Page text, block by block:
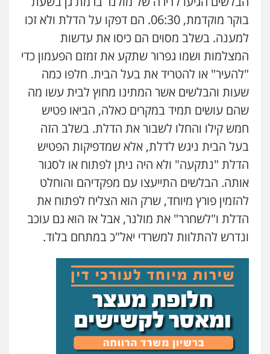
בוקר מוקדמת, 06:30. הם דפקו על הדלת ולא זכו
למענה. בשלב מסוים הם כיסו את עדשות
המצלמות ושמו גפרור שתקע את זמזם הפעמון כדי
"להעיר" או להטריד את בעל הבית. חלפו כמה
שעות והבלשים אשר המתינו מחוץ לבית עשו מה
שהם עושים תמיד במקרים כאלה, הביאו פטיש
חמש קילו והחלו לשבור את הדלת. בשלב הזה
בעל הבית ניגש לדלת, אלא שמדפיקות הפטיש
הדלת "נתקעה" ולא היה ניתן לפתוח או לסגור
אותה. הבלשים התייעצו עם מפקדיהם והוחלט
להזמין פורץ מיוחד, שרק הוא הצליח לפתוח את
הדלת ו"לשחרר" את מולנר, אבל אז הוא גם עוכב
ונדרש להתלוות למשרדי יאל"כ במתחם בלוד.